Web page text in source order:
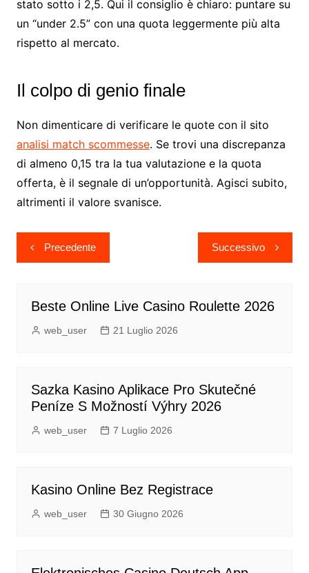
stato sotto i 2,5. Qui il consiglio è chiaro: puntare su
un “under 2.5” con una quota leggermente più alta
rispetto al mercato.
Il colpo di genio finale
Non dimenticare di verificare le quote con il sito
analisi match scommesse. Se trovi una discrepanza
di almeno 0,15 tra la tua valutazione e la quota
offerta, è il segnale di un’opportunità. Agisci subito,
altrimenti il valore svanisce.
Navigazione
articoli
Precedente Successivo
Beste Online Live Casino Roulette 2026
web_user 21 Luglio 2026
Sazka Kasino Aplikace Pro Skutečné
Peníze S Možností Výhry 2026
web_user 7 Luglio 2026
Kasino Online Bez Registrace
web_user 30 Giugno 2026